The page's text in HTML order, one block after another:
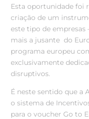
Esta oportunidade foi
criação de um
este tipo de empresas
mais a jusante do
programa europeu
exclusivamente
disruptivos.
É neste sentido que a
o sistema de
para o voucher Go to